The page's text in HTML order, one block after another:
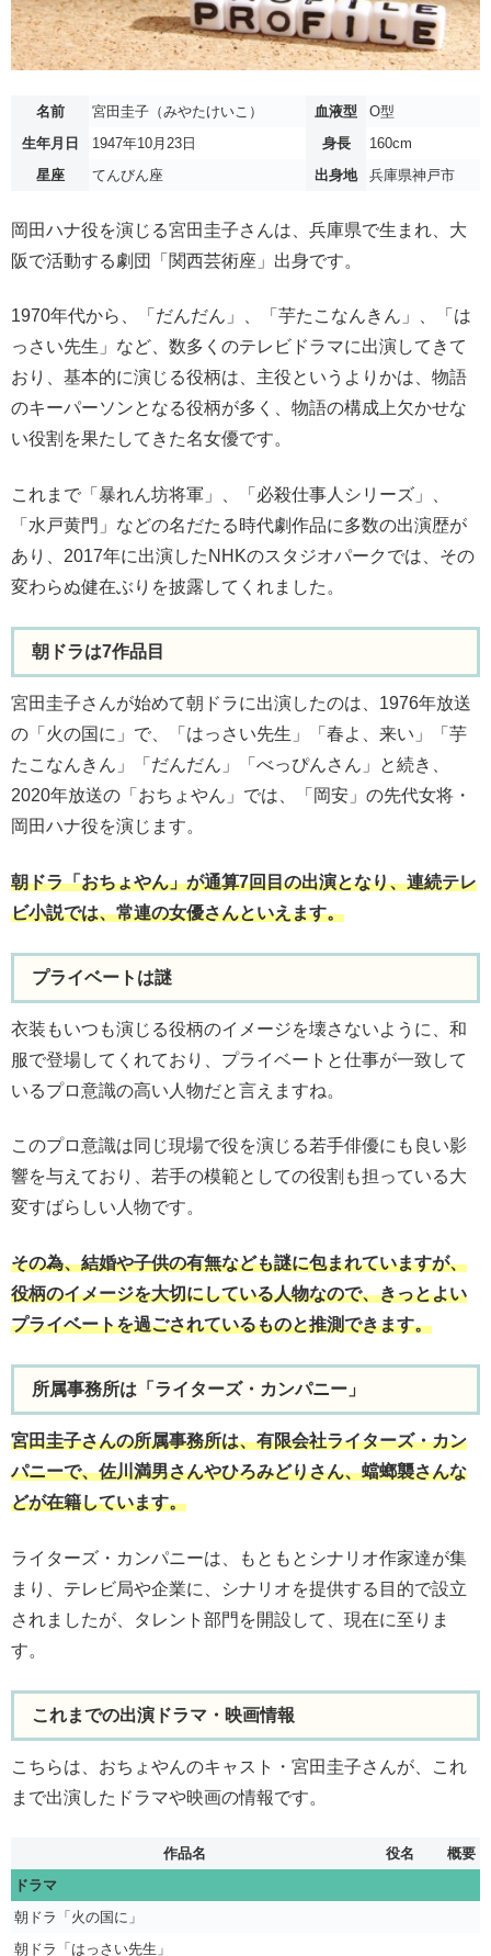
名前 宮田圭子（みやたけいこ） 血液型
O型
生年月日
1947年10月23日 身長
160cm
星座
てんびん座 出身地 兵庫県神戸市
岡田ハナ役を演じる宮田圭子さんは、兵庫県で生まれ、大
阪で活動する劇団「関西芸術座」出身です。
1970年代から、「だんだん」、「芋たこなんきん」、「は
っさい先生」など、数多くのテレビドラマに出演してきて
おり、基本的に演じる役柄は、主役というよりかは、物語
のキーパーソンとなる役柄が多く、物語の構成上欠かせな
い役割を果たしてきた名女優です。
これまで「暴れん坊将軍」、「必殺仕事人シリーズ」、
「水戸黄門」などの名だたる時代劇作品に多数の出演歴が
あり、2017年に出演したNHKのスタジオパークでは、その
変わらぬ健在ぶりを披露してくれました。
朝ドラは7作品目
宮田圭子さんが始めて朝ドラに出演したのは、1976年放送
の「火の国に」で、「はっさい先生」「春よ、来い」「芋
たこなんきん」「だんだん」「べっぴんさん」と続き、
2020年放送の「おちょやん」では、「岡安」の先代女将・
岡田ハナ役を演じます。
朝ドラ「おちょやん」が通算7回目の出演となり、連続テレ
ビ小説では、常連の女優さんといえます。
プライベートは謎
衣装もいつも演じる役柄のイメージを壊さないように、和
服で登場してくれており、プライベートと仕事が一致して
いるプロ意識の高い人物だと言えますね。
このプロ意識は同じ現場で役を演じる若手俳優にも良い影
響を与えており、若手の模範としての役割も担っている大
変すばらしい人物です。
その為、結婚や子供の有無なども謎に包まれていますが、
役柄のイメージを大切にしている人物なので、きっとよい
プライベートを過ごされているものと推測できます。
所属事務所は「ライターズ・カンパニー」
宮田圭子さんの所属事務所は、有限会社ライターズ・カン
パニーで、佐川満男さんやひろみどりさん、蟷螂襲さんな
どが在籍しています。
ライターズ・カンパニーは、もともとシナリオ作家達が集
まり、テレビ局や企業に、シナリオを提供する目的で設立
されましたが、タレント部門を開設して、現在に至りま
す。
これまでの出演ドラマ・映画情報
こちらは、おちょやんのキャスト・宮田圭子さんが、これ
まで出演したドラマや映画の情報です。
作品名 役名
概要
ドラマ
朝ドラ「火の国に」
朝ドラ「はっさい先生」